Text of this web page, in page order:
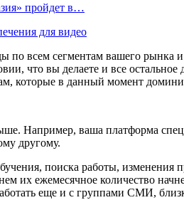
пройдет в…
для видео
по всем сегментам вашего рынка
что вы делаете и все
которые в данный момент
Например, ваша платформа
другому.
поиска работы, изменения
их ежемесячное количество
еще и с группами СМИ,